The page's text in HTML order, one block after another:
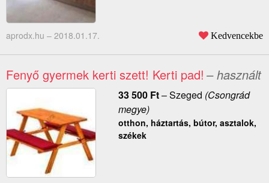
aprodx.hu – 2018.01.17. Kedvencekbe
Fenyő gyermek kerti szett! Kerti pad! – használt
33 500 Ft–Szeged (Csongrád
megye)
otthon, háztartás, bútor, asztalok,
székek